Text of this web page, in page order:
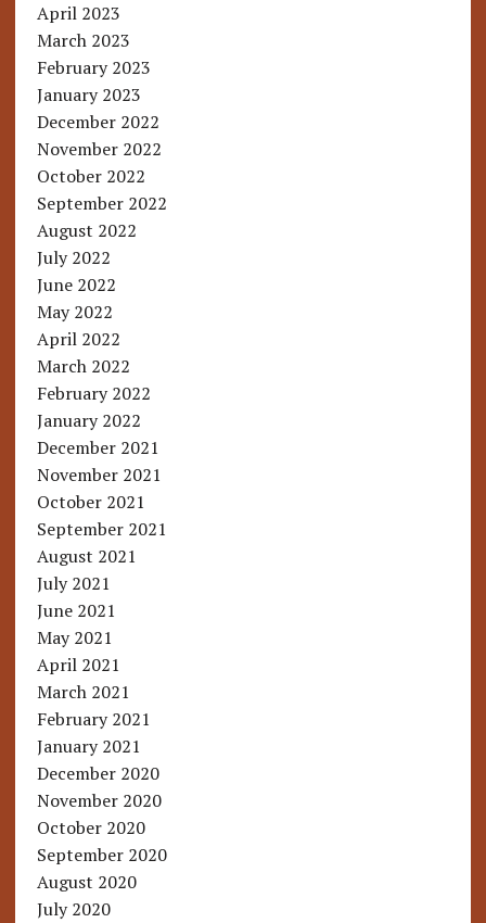
April 2023
March 2023
February 2023
January 2023
December 2022
November 2022
October 2022
September 2022
August 2022
July 2022
June 2022
May 2022
April 2022
March 2022
February 2022
January 2022
December 2021
November 2021
October 2021
September 2021
August 2021
July 2021
June 2021
May 2021
April 2021
March 2021
February 2021
January 2021
December 2020
November 2020
October 2020
September 2020
August 2020
July 2020